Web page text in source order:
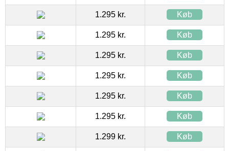
1.295 kr. Køb
1.295 kr. Køb
1.295 kr. Køb
1.295 kr. Køb
1.295 kr. Køb
1.295 kr. Køb
1.299 kr. Køb